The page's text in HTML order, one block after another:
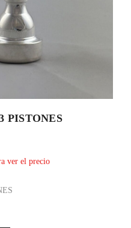
PISTONES
ver el precio